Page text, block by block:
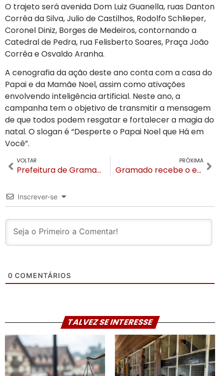
O trajeto será avenida Dom Luiz Guanella, ruas Danton
Corrêa da Silva, Julio de Castilhos, Rodolfo Schlieper,
Coronel Diniz, Borges de Medeiros, contornando a
Catedral de Pedra, rua Felisberto Soares, Praça João
Corrêa e Osvaldo Aranha.
A cenografia da ação deste ano conta com a casa do
Papai e da Mamãe Noel, assim como ativações
envolvendo inteligência artificial. Neste ano, a
campanha tem o objetivo de transmitir a mensagem
de que todos podem resgatar e fortalecer a magia do
natal. O slogan é “Desperte o Papai Noel que Há em
Você”.
VOLTAR
Prefeitura de Gramado formaliza a compra do Hospital Arcanjo São Miguel
PRÓXIMA
Gramado recebe o espetáculo “Negra, Sim!”
Inscrever-se
0 COMENTÁRIOS
TALVEZ SE INTERESSE